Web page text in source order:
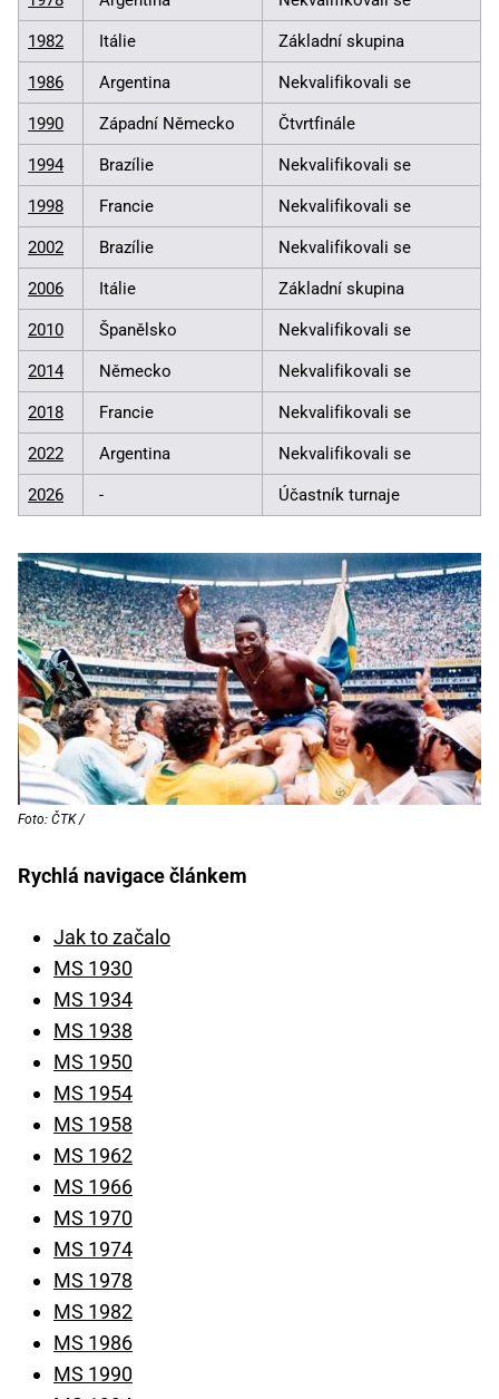
1982 Itálie Základní skupina
1986 Argentina Nekvalifikovali se
1990 Západní Německo Čtvrtfinále
1994 Brazílie Nekvalifikovali se
1998 Francie Nekvalifikovali se
2002 Brazílie Nekvalifikovali se
2006 Itálie Základní skupina
2010 Španělsko Nekvalifikovali se
2014 Německo Nekvalifikovali se
2018 Francie Nekvalifikovali se
2022 Argentina Nekvalifikovali se
2026 - Účastník turnaje
Foto: ČTK /
Rychlá navigace článkem
Jak to začalo
MS 1930
MS 1934
MS 1938
MS 1950
MS 1954
MS 1958
MS 1962
MS 1966
MS 1970
MS 1974
MS 1978
MS 1982
MS 1986
MS 1990